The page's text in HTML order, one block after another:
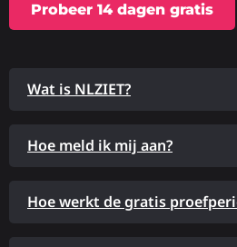
Probeer 14 dagen gratis
Wat is NLZIET?
Hoe meld ik mij aan?
Hoe werkt de gratis